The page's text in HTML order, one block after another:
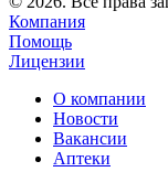
Компания
Помощь
Лицензии
О компании
Новости
Вакансии
Аптеки